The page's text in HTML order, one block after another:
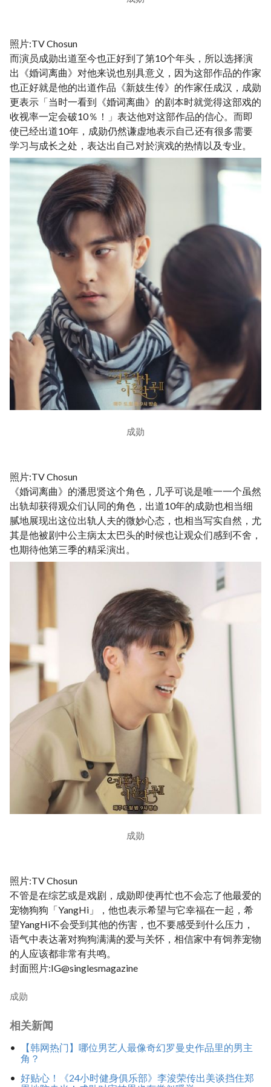
照片:TV Chosun
而演员成勋出道至今也正好到了第10个年头，所以选择演
出《婚词离曲》对他来说也别具意义，因为这部作品的作家
也正好就是他的出道作品《新妓生传》的作家任成汉，成勋
更表示「当时一看到《婚词离曲》的剧本时就觉得这部戏的
收视率一定会破10％！」表达他对这部作品的信心。而即
使已经出道10年，成勋仍然谦虚地表示自己还有很多需要
学习与成长之处，表达出自己对於演戏的热情以及专业。
成勋
照片:TV Chosun
《婚词离曲》的潘思贤这个角色，几乎可说是唯一一个虽然
出轨却获得观众们认同的角色，出道10年的成勋也相当细
腻地展现出这位出轨人夫的微妙心态，也相当写实自然，尤
其是他被剧中公主病太太巴头的时候也让观众们感到不舍，
也期待他第三季的精采演出。
成勋
照片:TV Chosun
不管是在综艺或是戏剧，成勋即使再忙也不会忘了他最爱的
宠物狗狗「YangHi」，他也表示希望与它幸福在一起，希
望YangHi不会受到其他的伤害，也不要感受到什么压力，
语气中表达著对狗狗满满的爱与关怀，相信家中有饲养宠物
的人应该都非常有共鸣。
封面照片:IG@singlesmagazine
成勋
相关新闻
【韩网热门】哪位男艺人最像奇幻罗曼史作品里的男主
角？
好贴心！《24小时健身俱乐部》李浚荣传出美谈挡住郑